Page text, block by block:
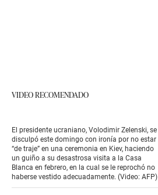
VIDEO RECOMENDADO
El presidente ucraniano, Volodimir Zelenski, se
disculpó este domingo con ironía por no estar
“de traje” en una ceremonia en Kiev, haciendo
un guiño a su desastrosa visita a la Casa
Blanca en febrero, en la cual se le reprochó no
haberse vestido adecuadamente. (Video: AFP)